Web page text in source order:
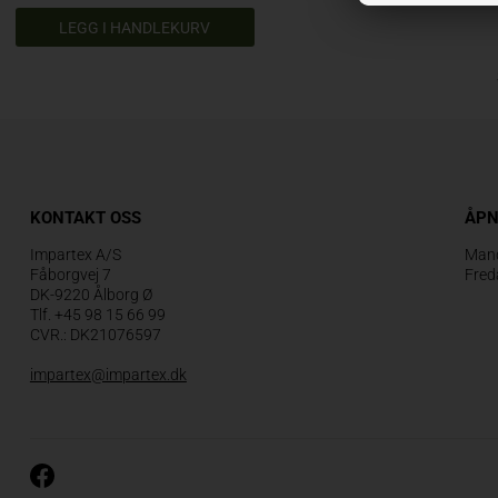
KONTAKT OSS
Impartex A/S
Fåborgvej 7
DK-9220 Ålborg Ø
Tlf. +45 98 15 66 99
CVR.: DK21076597
impartex@impartex.dk